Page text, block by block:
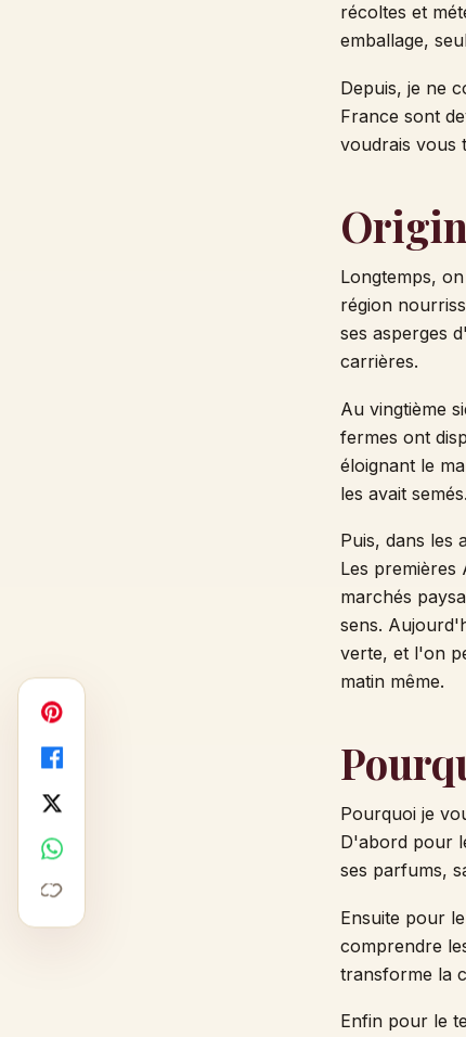
Facebook
X
WhatsApp
Copier
récoltes et
emballage,
Depuis, je ne
France sont
voudrais vous
Longtemps,
région
ses asperges
carrières.
Au vingtième
fermes ont
éloignant le
les avait semés.
Puis, dans les
Les premières
marchés
sens.
verte, et l'on
matin même.
Pourquoi je
D'abord pour
ses parfums,
Ensuite pour
comprendre
transforme la
Enfin pour le